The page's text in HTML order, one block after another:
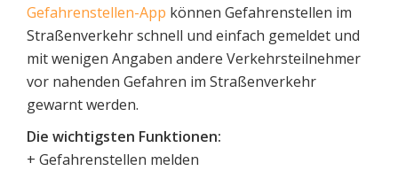
Gefahrenstellen-App können Gefahrenstellen im
Straßenverkehr schnell und einfach gemeldet und
mit wenigen Angaben andere Verkehrsteilnehmer
vor nahenden Gefahren im Straßenverkehr
gewarnt werden.
Die wichtigsten Funktionen:
+ Gefahrenstellen melden